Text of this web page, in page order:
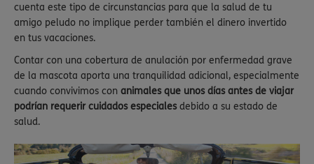
cuenta este tipo de circunstancias para que la salud de tu
amigo peludo no implique perder también el dinero invertido
en tus vacaciones.
Contar con una cobertura de anulación por enfermedad grave
de la mascota aporta una tranquilidad adicional, especialmente
cuando convivimos con animales que unos días antes de viajar
podrían requerir cuidados especialesdebido a su estado de
salud.